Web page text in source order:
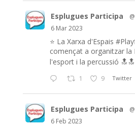
Esplugues Participa
6 Mar 2023
⭐️ La Xarxa d'Espais
començat a organitzar la
l'esport i la percussió 🔝🔝
1 9 Twitter
Esplugues Participa
6 Feb 2023